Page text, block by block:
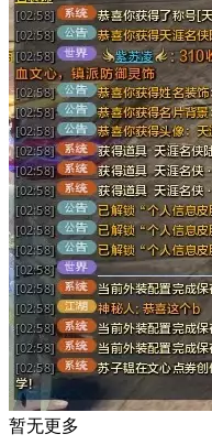
暂无更多